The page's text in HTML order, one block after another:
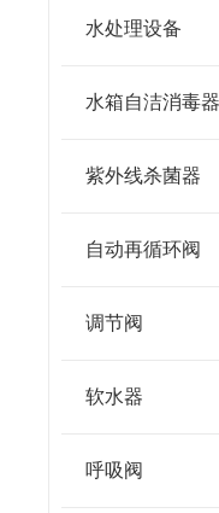
水处理设备
水箱自洁消毒器
紫外线杀菌器
自动再循环阀
调节阀
软水器
呼吸阀